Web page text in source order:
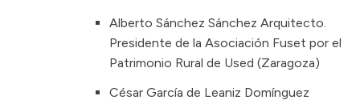
Alberto Sánchez Sánchez Arquitecto.
Presidente de la Asociación Fuset por el
Patrimonio Rural de Used (Zaragoza)
César García de Leaniz Domínguez